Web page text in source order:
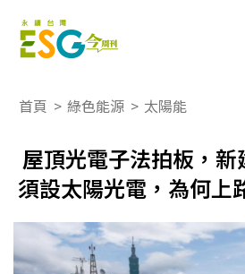
首頁 > 綠色能源 > 太陽能
屋頂光電子法拍板，新
須設太陽光電，為何上